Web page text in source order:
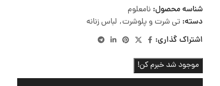
شناسه محصول: نامعلوم
دسته: تی شرت و پلوشرت, لباس زنانه
اشتراک گذاری:
موجود شد خبرم کن!